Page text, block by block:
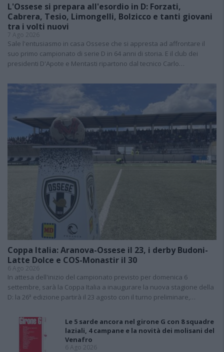
L'Ossese si prepara all'esordio in D: Forzati,
Cabrera, Tesio, Limongelli, Bolzicco e tanti giovani
tra i volti nuovi
7 Ago 2026
Sale l'entusiasmo in casa Ossese che si appresta ad affrontare il
suo primo campionato di serie D in 64 anni di storia. E il club dei
presidenti D'Apote e Mentasti ripartono dal tecnico Carlo…
Coppa Italia: Aranova-Ossese il 23, i derby Budoni-
Latte Dolce e COS-Monastir il 30
6 Ago 2026
In attesa dell'inizio del campionato previsto per domenica 6
settembre, sarà la Coppa Italia a inaugurare la nuova stagione della
D: la 26ª edizione partirà il 23 agosto con il turno preliminare,…
Le 5 sarde ancora nel girone G con 8 squadre
laziali, 4 campane e la novità dei molisani del
Venafro
6 Ago 2026